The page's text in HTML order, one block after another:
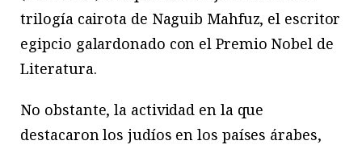
trilogía cairota de Naguib Mahfuz, el escritor
egipcio galardonado con el Premio Nobel de
Literatura.
No obstante, la actividad en la que
destacaron los judíos en los países árabes,